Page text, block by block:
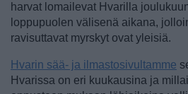
harvat lomailevat Hvarilla
loppupuolen välisenä aikana,
ravisuttavat myrskyt ovat yleisiä.
Hvarin sää- ja ilmastosivultamme
Hvarissa on eri kuukausina ja